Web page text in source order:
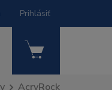
Prihlásiť
AcryRock